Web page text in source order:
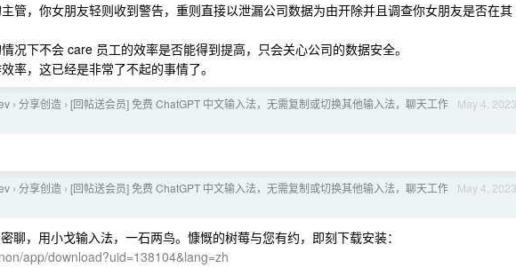
管，你女朋友轻则收到警告，重则直接以泄漏公司数据为由开除并且调查你女朋友是否在其
况下不会 care 员工的效率是否能得到提高，只会关心公司的数据安全。
率，这已经是非常了不起的事情了。
May 4, 2023
› 分享创造 › [回帖送会员] 免费 ChatGPT 中文输入法，无需复制或切换其他输入法，聊天工作
May 4, 2023
› 分享创造 › [回帖送会员] 免费 ChatGPT 中文输入法，无需复制或切换其他输入法，聊天工作
聊，用小戈输入法，一石两鸟。慷慨的树莓与您有约，即刻下载安装：
app/download?uid=138104&lang=zh